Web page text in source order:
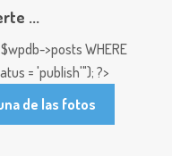
...
$wpdb->posts WHERE
= 'publish'"); ?>
de las fotos